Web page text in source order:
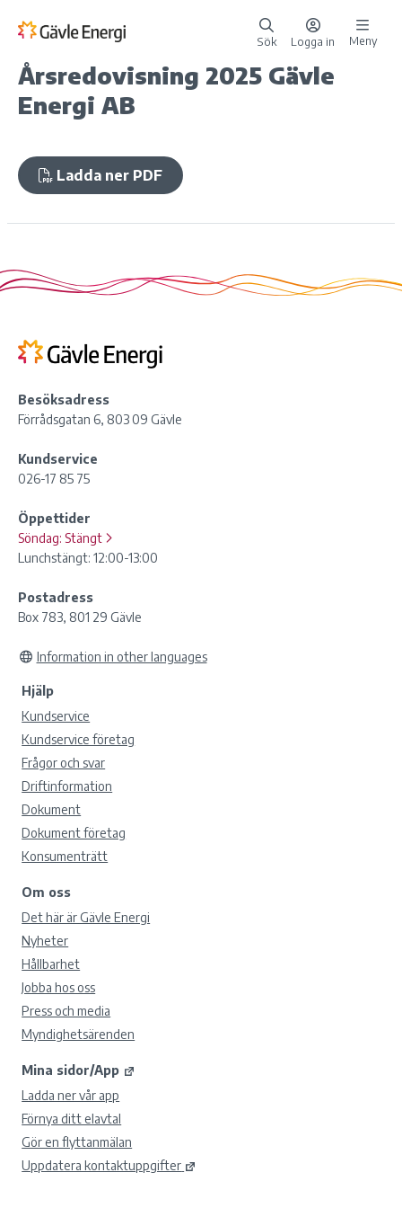
Sök Logga in Meny
Årsredovisning 2025 Gävle
Energi AB
Ladda ner PDF
Besöksadress
Förrådsgatan 6, 803 09 Gävle
Kundservice
026-17 85 75
Öppettider
Söndag: Stängt
Lunchstängt: 12:00-13:00
Postadress
Box 783, 801 29 Gävle
Information in other languages
Hjälp
Kundservice
Kundservice företag
Frågor och svar
Driftinformation
Dokument
Dokument företag
Konsumenträtt
Om oss
Det här är Gävle Energi
Nyheter
Hållbarhet
Jobba hos oss
Press och media
Myndighetsärenden
Mina sidor/App
Ladda ner vår app
Förnya ditt elavtal
Gör en flyttanmälan
Uppdatera kontaktuppgifter